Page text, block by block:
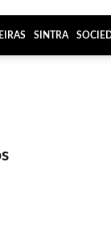
SINTRA